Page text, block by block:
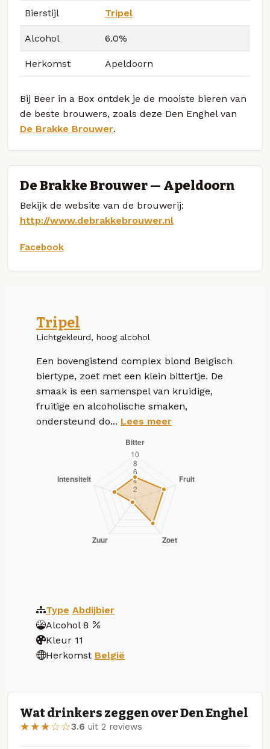
Bierstijl Tripel
Alcohol 6.0%
Herkomst Apeldoorn
Bij Beer in a Box ontdek je de mooiste bieren van
de beste brouwers, zoals deze Den Enghel van
De Brakke Brouwer.
De Brakke Brouwer — Apeldoorn
Bekijk de website van de brouwerij:
http://www.debrakkebrouwer.nl
Facebook
Tripel
Lichtgekleurd, hoog alcohol
Een bovengistend complex blond Belgisch
biertype, zoet met een klein bittertje. De
smaak is een samenspel van kruidige,
fruitige en alcoholische smaken,
ondersteund do... Lees meer
Type Abdijbier
Alcohol 8
Kleur 11
Herkomst België
Wat drinkers zeggen over Den Enghel
★★★☆☆3.6 uit 2 reviews